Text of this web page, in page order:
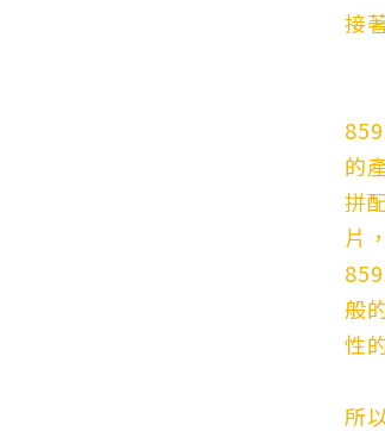
接
的
拼
片
般
性
所